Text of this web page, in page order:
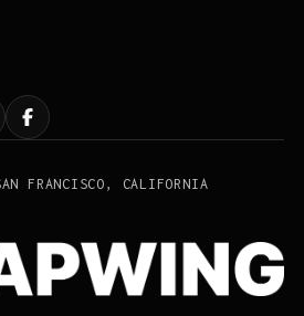
FRANCISCO, CALIFORNIA